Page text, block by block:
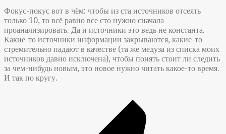
Фокус-покус вот в чём: чтобы из ста источников отсеять
только 10, то всё равно все сто нужно сначала
проанализировать. Да и источники это ведь не константа.
Какие-то источники информации закрываются, какие-то
стремительно падают в качестве (та же медуза из списка моих
источников давно исключена), чтобы понять стоит ли следить
за чем-нибудь новым, это новое нужно читать какое-то время.
И так по кругу.